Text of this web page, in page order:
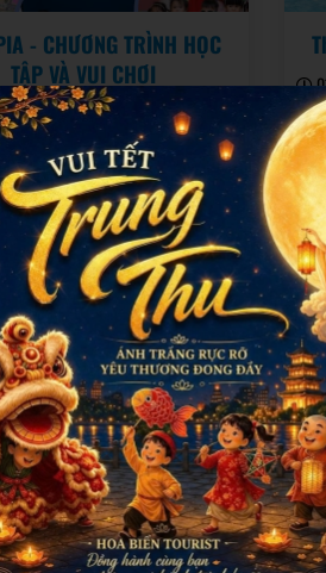
- CHƯƠNG TRÌNH HỌC
TẬP VÀ VUI CHƠI
Ngày KH: 05/09
hệ
18 Đặt tour